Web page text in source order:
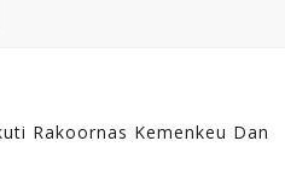
Rakoornas Kemenkeu Dan